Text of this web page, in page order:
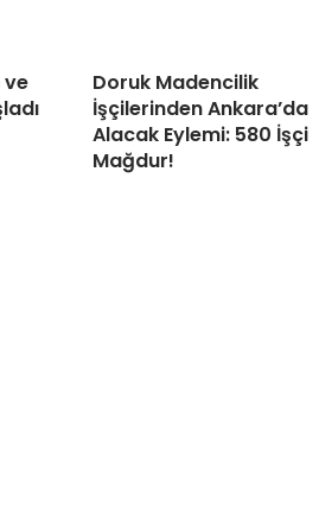
ve
Doruk Madencilik
İşçilerinden Ankara’da
Alacak Eylemi: 580 İşçi
Mağdur!